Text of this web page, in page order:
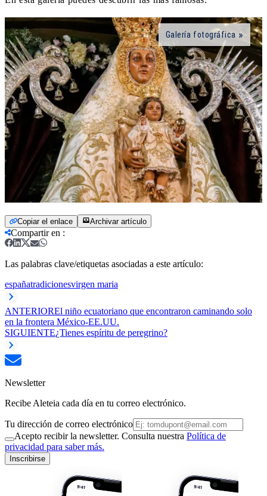
Galería fotográfica
Copiar el enlace Archivar artículo
Compartir en :
Las palabras clave/etiquetas asociadas a este artículo:
españatradicionesvirgen maria
ANTERIOREl niño ecuatoriano que encontraron caminando solo
en la frontera México-EE.UU.
SIGUIENTE¿Tienes espíritu de peregrino?
Newsletter
Recibe Aleteia cada día en tu correo electrónico.
Tu dirección de correo electrónico
Acepto recibir la newsletter. Consulta nuestra Política de
privacidad para saber más.
Inscribirse